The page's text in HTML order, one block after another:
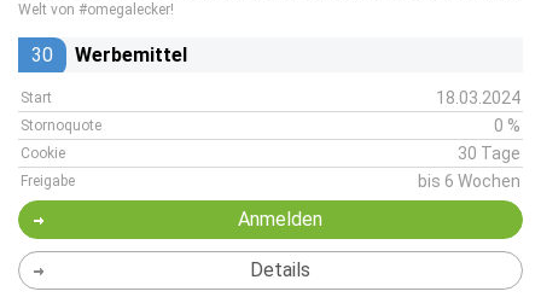
Welt von #omegalecker!
30 Werbemittel
Start 18.03.2024
Stornoquote 0 %
Cookie 30 Tage
Freigabe bis 6 Wochen
Anmelden
Details